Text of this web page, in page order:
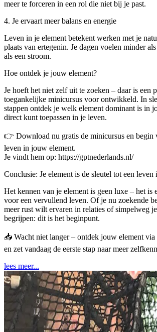
meer te forceren in een rol die niet bij je past.
4. Je ervaart meer balans en energie
Leven in je element betekent werken met je
plaats van ertegenin. Je dagen voelen minder
als een stroom.
Hoe ontdek je jouw element?
Je hoeft het niet zelf uit te zoeken – daar is een
toegankelijke minicursus voor ontwikkeld. In
stappen ontdek je welk element dominant is in
direct kunt toepassen in je leven.
👉 Download nu gratis de minicursus en begin
leven in jouw element.
Je vindt hem op: https://gptnederlands.nl/
Conclusie: Je element is de sleutel tot een
Het kennen van je element is geen luxe – het is
voor een vervullend leven. Of je nu zoekende
meer rust wilt ervaren in relaties of simpelweg
begrijpen: dit is het beginpunt.
📥 Wacht niet langer – ontdek jouw element via
en zet vandaag de eerste stap naar meer
lees meer...